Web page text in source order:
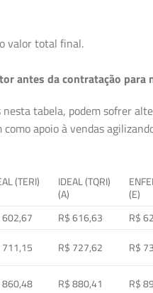
valor total final.
antes da contratação
tabela, podem sofrer
apoio à vendas
(TERI)
IDEAL (TQRI)
(A)
(E)
602,67 R$ 616,63 R$
711,15 R$ 727,62 R$
860,48 R$ 880,41 R$